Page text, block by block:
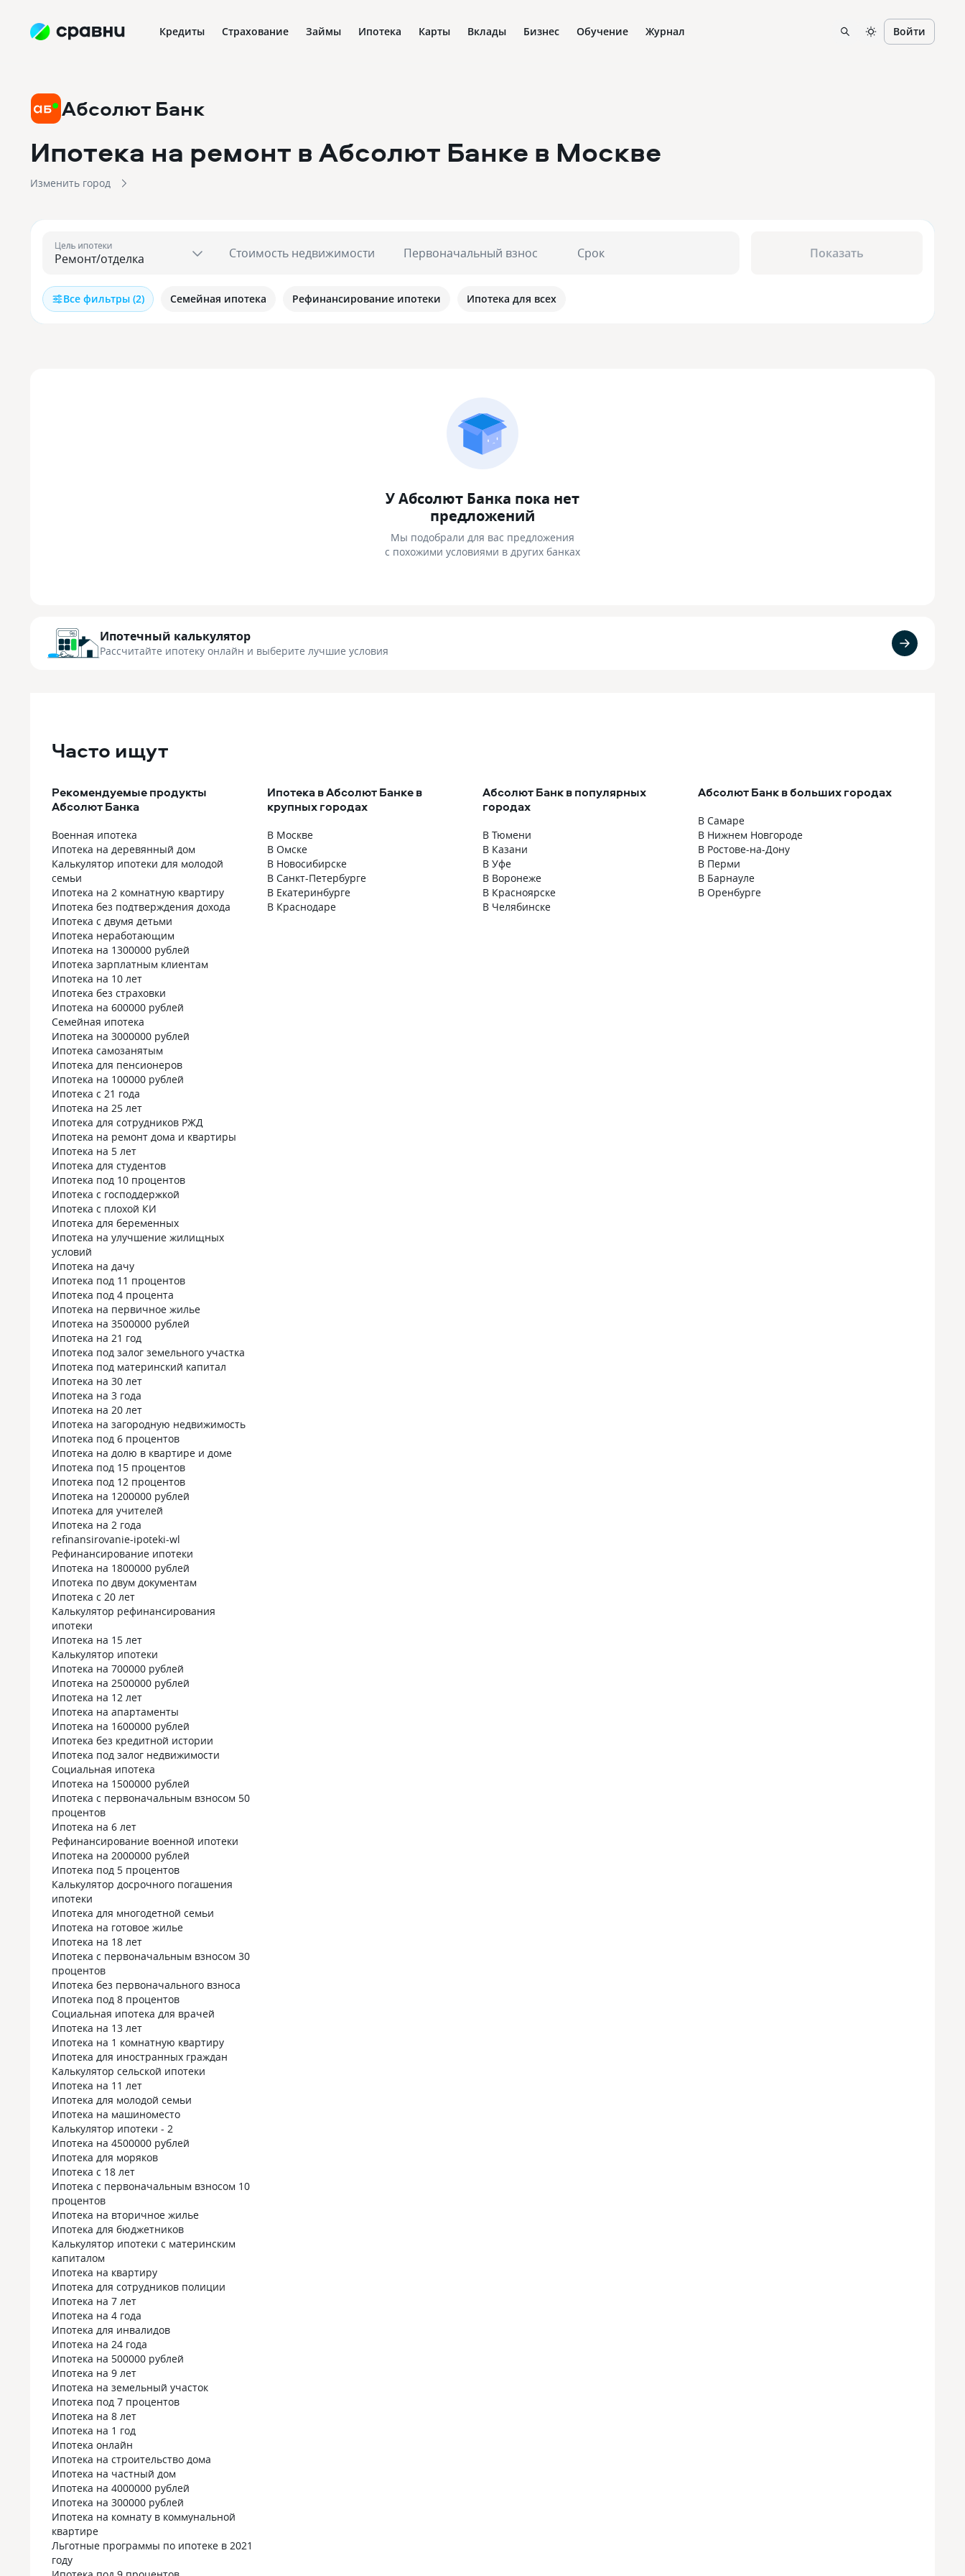
Кредиты Страхование Займы Ипотека Карты Вклады Бизнес Обучение Журнал Войти
Абсолют Банк
Ипотека на ремонт в Абсолют Банке в Москве
Изменить город
Цель ипотеки Стоимость недвижимости Первоначальный взнос Срок Показать
Все фильтры (2) Семейная ипотека Рефинансирование ипотеки Ипотека для всех
У Абсолют Банка пока нет
предложений
Мы подобрали для вас предложения
с похожими условиями в других банках
Ипотечный калькулятор
Рассчитайте ипотеку онлайн и выберите лучшие условия
Часто ищут
Рекомендуемые продукты
Абсолют Банка
Военная ипотека
Ипотека на деревянный дом
Калькулятор ипотеки для молодой
семьи
Ипотека на 2 комнатную квартиру
Ипотека без подтверждения дохода
Ипотека с двумя детьми
Ипотека неработающим
Ипотека на 1300000 рублей
Ипотека зарплатным клиентам
Ипотека на 10 лет
Ипотека без страховки
Ипотека на 600000 рублей
Семейная ипотека
Ипотека на 3000000 рублей
Ипотека самозанятым
Ипотека для пенсионеров
Ипотека на 100000 рублей
Ипотека с 21 года
Ипотека на 25 лет
Ипотека для сотрудников РЖД
Ипотека на ремонт дома и квартиры
Ипотека на 5 лет
Ипотека для студентов
Ипотека под 10 процентов
Ипотека с господдержкой
Ипотека с плохой КИ
Ипотека для беременных
Ипотека на улучшение жилищных
условий
Ипотека на дачу
Ипотека под 11 процентов
Ипотека под 4 процента
Ипотека на первичное жилье
Ипотека на 3500000 рублей
Ипотека на 21 год
Ипотека под залог земельного участка
Ипотека под материнский капитал
Ипотека на 30 лет
Ипотека на 3 года
Ипотека на 20 лет
Ипотека на загородную недвижимость
Ипотека под 6 процентов
Ипотека на долю в квартире и доме
Ипотека под 15 процентов
Ипотека под 12 процентов
Ипотека на 1200000 рублей
Ипотека для учителей
Ипотека на 2 года
refinansirovanie-ipoteki-wl
Рефинансирование ипотеки
Ипотека на 1800000 рублей
Ипотека по двум документам
Ипотека с 20 лет
Калькулятор рефинансирования
ипотеки
Ипотека на 15 лет
Калькулятор ипотеки
Ипотека на 700000 рублей
Ипотека на 2500000 рублей
Ипотека на 12 лет
Ипотека на апартаменты
Ипотека на 1600000 рублей
Ипотека без кредитной истории
Ипотека под залог недвижимости
Социальная ипотека
Ипотека на 1500000 рублей
Ипотека с первоначальным взносом 50
процентов
Ипотека на 6 лет
Рефинансирование военной ипотеки
Ипотека на 2000000 рублей
Ипотека под 5 процентов
Калькулятор досрочного погашения
ипотеки
Ипотека для многодетной семьи
Ипотека на готовое жилье
Ипотека на 18 лет
Ипотека с первоначальным взносом 30
процентов
Ипотека без первоначального взноса
Ипотека под 8 процентов
Социальная ипотека для врачей
Ипотека на 13 лет
Ипотека на 1 комнатную квартиру
Ипотека для иностранных граждан
Калькулятор сельской ипотеки
Ипотека на 11 лет
Ипотека для молодой семьи
Ипотека на машиноместо
Калькулятор ипотеки - 2
Ипотека на 4500000 рублей
Ипотека для моряков
Ипотека с 18 лет
Ипотека с первоначальным взносом 10
процентов
Ипотека на вторичное жилье
Ипотека для бюджетников
Калькулятор ипотеки с материнским
капиталом
Ипотека на квартиру
Ипотека для сотрудников полиции
Ипотека на 7 лет
Ипотека на 4 года
Ипотека для инвалидов
Ипотека на 24 года
Ипотека на 500000 рублей
Ипотека на 9 лет
Ипотека на земельный участок
Ипотека под 7 процентов
Ипотека на 8 лет
Ипотека на 1 год
Ипотека онлайн
Ипотека на строительство дома
Ипотека на частный дом
Ипотека на 4000000 рублей
Ипотека на 300000 рублей
Ипотека на комнату в коммунальной
квартире
Льготные программы по ипотеке в 2021
году
Ипотека в Абсолют Банке в
крупных городах
В Москве
В Омске
В Новосибирске
В Санкт-Петербурге
В Екатеринбурге
В Краснодаре
Абсолют Банк в популярных
городах
В Тюмени
В Казани
В Уфе
В Воронеже
В Красноярске
В Челябинске
Абсолют Банк в больших городах
В Самаре
В Нижнем Новгороде
В Ростове-на-Дону
В Перми
В Барнауле
В Оренбурге